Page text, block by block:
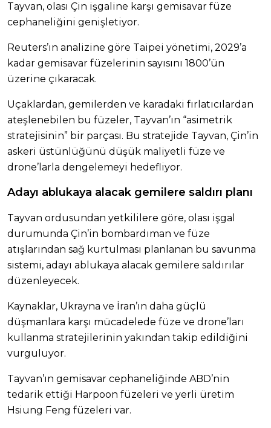
Tayvan, olası Çin işgaline karşı gemisavar füze
cephaneliğini genişletiyor.
Reuters’ın analizine göre Taipei yönetimi, 2029’a
kadar gemisavar füzelerinin sayısını 1800’ün
üzerine çıkaracak.
Uçaklardan, gemilerden ve karadaki fırlatıcılardan
ateşlenebilen bu füzeler, Tayvan’ın “asimetrik
stratejisinin” bir parçası. Bu stratejide Tayvan, Çin’in
askeri üstünlüğünü düşük maliyetli füze ve
drone’larla dengelemeyi hedefliyor.
Adayı ablukaya alacak gemilere saldırı planı
Tayvan ordusundan yetkililere göre, olası işgal
durumunda Çin’in bombardıman ve füze
atışlarından sağ kurtulması planlanan bu savunma
sistemi, adayı ablukaya alacak gemilere saldırılar
düzenleyecek.
Kaynaklar, Ukrayna ve İran’ın daha güçlü
düşmanlara karşı mücadelede füze ve drone’ları
kullanma stratejilerinin yakından takip edildiğini
vurguluyor.
Tayvan’ın gemisavar cephaneliğinde ABD’nin
tedarik ettiği Harpoon füzeleri ve yerli üretim
Hsiung Feng füzeleri var.